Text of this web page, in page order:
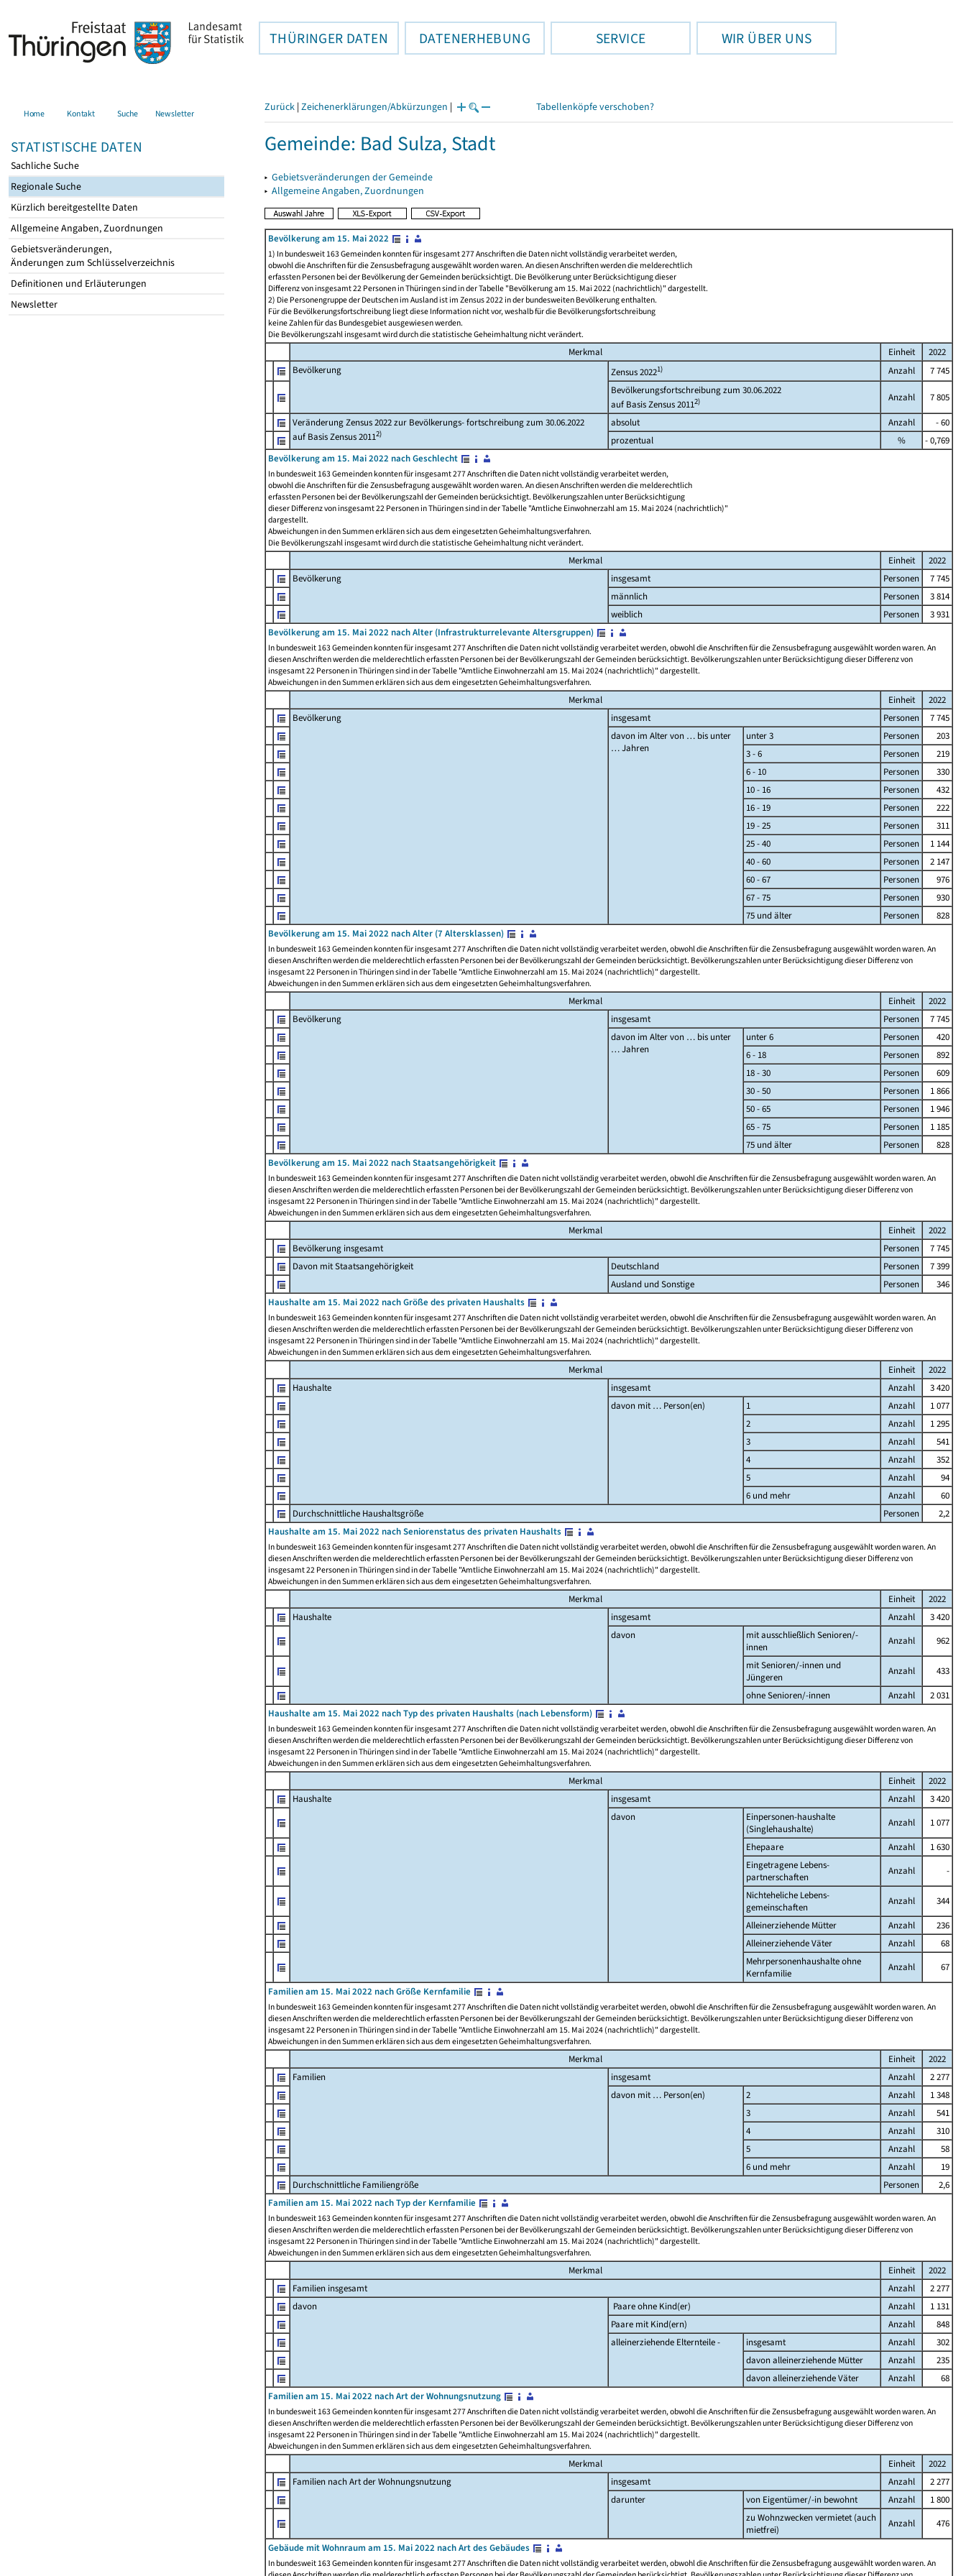
THÜRINGER DATEN DATENERHEBUNG SERVICE WIR ÜBER UNS
Home Kontakt Suche Newsletter
STATISTISCHE DATEN
Sachliche Suche
Regionale Suche
Kürzlich bereitgestellte Daten
Allgemeine Angaben, Zuordnungen
Gebietsveränderungen,
Änderungen zum Schlüsselverzeichnis
Definitionen und Erläuterungen
Newsletter
Zurück | Zeichenerklärungen/Abkürzungen | Tabellenköpfe verschoben?
Gemeinde: Bad Sulza, Stadt
▸ Gebietsveränderungen der Gemeinde
▸ Allgemeine Angaben, Zuordnungen
Bevölkerung am 15. Mai 2022
1) In bundesweit 163 Gemeinden konnten für insgesamt 277 Anschriften die Daten nicht vollständig verarbeitet werden,
obwohl die Anschriften für die Zensusbefragung ausgewählt worden waren. An diesen Anschriften werden die melderechtlich
erfassten Personen bei der Bevölkerung der Gemeinden berücksichtigt. Die Bevölkerung unter Berücksichtigung dieser
Differenz von insgesamt 22 Personen in Thüringen sind in der Tabelle "Bevölkerung am 15. Mai 2022 (nachrichtlich)" dargestellt.
2) Die Personengruppe der Deutschen im Ausland ist im Zensus 2022 in der bundesweiten Bevölkerung enthalten.
Für die Bevölkerungsfortschreibung liegt diese Information nicht vor, weshalb für die Bevölkerungsfortschreibung
keine Zahlen für das Bundesgebiet ausgewiesen werden.
Die Bevölkerungszahl insgesamt wird durch die statistische Geheimhaltung nicht verändert.
Merkmal Einheit
2022
Bevölkerung
Zensus 20221) Anzahl
7 745
Bevölkerungsfortschreibung zum 30.06.2022
auf Basis Zensus 20112) Anzahl 7 805
Veränderung Zensus 2022 zur Bevölkerungs- fortschreibung zum 30.06.2022
auf Basis Zensus 20112)
absolut Anzahl
- 60
prozentual
%
- 0,769
Bevölkerung am 15. Mai 2022 nach Geschlecht
In bundesweit 163 Gemeinden konnten für insgesamt 277 Anschriften die Daten nicht vollständig verarbeitet werden,
obwohl die Anschriften für die Zensusbefragung ausgewählt worden waren. An diesen Anschriften werden die melderechtlich
erfassten Personen bei der Bevölkerungszahl der Gemeinden berücksichtigt. Bevölkerungszahlen unter Berücksichtigung
dieser Differenz von insgesamt 22 Personen in Thüringen sind in der Tabelle "Amtliche Einwohnerzahl am 15. Mai 2024 (nachrichtlich)"
dargestellt.
Abweichungen in den Summen erklären sich aus dem eingesetzten Geheimhaltungsverfahren.
Die Bevölkerungszahl insgesamt wird durch die statistische Geheimhaltung nicht verändert.
Merkmal Einheit
2022
Bevölkerung
insgesamt Personen
7 745
männlich
Personen
3 814
weiblich
Personen
3 931
Bevölkerung am 15. Mai 2022 nach Alter (Infrastrukturrelevante Altersgruppen)
In bundesweit 163 Gemeinden konnten für insgesamt 277 Anschriften die Daten nicht vollständig verarbeitet werden, obwohl die Anschriften für die Zensusbefragung ausgewählt worden waren. An
diesen Anschriften werden die melderechtlich erfassten Personen bei der Bevölkerungszahl der Gemeinden berücksichtigt. Bevölkerungszahlen unter Berücksichtigung dieser Differenz von
insgesamt 22 Personen in Thüringen sind in der Tabelle "Amtliche Einwohnerzahl am 15. Mai 2024 (nachrichtlich)" dargestellt.
Abweichungen in den Summen erklären sich aus dem eingesetzten Geheimhaltungsverfahren.
Merkmal Einheit
2022
Bevölkerung
insgesamt Personen
7 745
davon im Alter von … bis unter
… Jahren
unter 3 Personen
203
3 - 6
Personen
219
6 - 10
Personen
330
10 - 16
Personen
432
16 - 19
Personen
222
19 - 25
Personen
311
25 - 40
Personen
1 144
40 - 60
Personen
2 147
60 - 67
Personen
976
67 - 75
Personen
930
75 und älter
Personen
828
Bevölkerung am 15. Mai 2022 nach Alter (7 Altersklassen)
In bundesweit 163 Gemeinden konnten für insgesamt 277 Anschriften die Daten nicht vollständig verarbeitet werden, obwohl die Anschriften für die Zensusbefragung ausgewählt worden waren. An
diesen Anschriften werden die melderechtlich erfassten Personen bei der Bevölkerungszahl der Gemeinden berücksichtigt. Bevölkerungszahlen unter Berücksichtigung dieser Differenz von
insgesamt 22 Personen in Thüringen sind in der Tabelle "Amtliche Einwohnerzahl am 15. Mai 2024 (nachrichtlich)" dargestellt.
Abweichungen in den Summen erklären sich aus dem eingesetzten Geheimhaltungsverfahren.
Merkmal Einheit
2022
Bevölkerung
insgesamt Personen
7 745
davon im Alter von … bis unter
… Jahren
unter 6 Personen
420
6 - 18
Personen
892
18 - 30
Personen
609
30 - 50
Personen
1 866
50 - 65
Personen
1 946
65 - 75
Personen
1 185
75 und älter
Personen
828
Bevölkerung am 15. Mai 2022 nach Staatsangehörigkeit
In bundesweit 163 Gemeinden konnten für insgesamt 277 Anschriften die Daten nicht vollständig verarbeitet werden, obwohl die Anschriften für die Zensusbefragung ausgewählt worden waren. An
diesen Anschriften werden die melderechtlich erfassten Personen bei der Bevölkerungszahl der Gemeinden berücksichtigt. Bevölkerungszahlen unter Berücksichtigung dieser Differenz von
insgesamt 22 Personen in Thüringen sind in der Tabelle "Amtliche Einwohnerzahl am 15. Mai 2024 (nachrichtlich)" dargestellt.
Abweichungen in den Summen erklären sich aus dem eingesetzten Geheimhaltungsverfahren.
Merkmal Einheit
2022
Bevölkerung insgesamt
Personen
7 745
Davon mit Staatsangehörigkeit
Deutschland Personen
7 399
Ausland und Sonstige
Personen
346
Haushalte am 15. Mai 2022 nach Größe des privaten Haushalts
In bundesweit 163 Gemeinden konnten für insgesamt 277 Anschriften die Daten nicht vollständig verarbeitet werden, obwohl die Anschriften für die Zensusbefragung ausgewählt worden waren. An
diesen Anschriften werden die melderechtlich erfassten Personen bei der Bevölkerungszahl der Gemeinden berücksichtigt. Bevölkerungszahlen unter Berücksichtigung dieser Differenz von
insgesamt 22 Personen in Thüringen sind in der Tabelle "Amtliche Einwohnerzahl am 15. Mai 2024 (nachrichtlich)" dargestellt.
Abweichungen in den Summen erklären sich aus dem eingesetzten Geheimhaltungsverfahren.
Merkmal Einheit
2022
Haushalte
insgesamt Anzahl
3 420
davon mit … Person(en)
1 Anzahl
1 077
2
Anzahl
1 295
3
Anzahl
541
4
Anzahl
352
5
Anzahl
94
6 und mehr
Anzahl
60
Durchschnittliche Haushaltsgröße
Personen
2,2
Haushalte am 15. Mai 2022 nach Seniorenstatus des privaten Haushalts
In bundesweit 163 Gemeinden konnten für insgesamt 277 Anschriften die Daten nicht vollständig verarbeitet werden, obwohl die Anschriften für die Zensusbefragung ausgewählt worden waren. An
diesen Anschriften werden die melderechtlich erfassten Personen bei der Bevölkerungszahl der Gemeinden berücksichtigt. Bevölkerungszahlen unter Berücksichtigung dieser Differenz von
insgesamt 22 Personen in Thüringen sind in der Tabelle "Amtliche Einwohnerzahl am 15. Mai 2024 (nachrichtlich)" dargestellt.
Abweichungen in den Summen erklären sich aus dem eingesetzten Geheimhaltungsverfahren.
Merkmal Einheit
2022
Haushalte
insgesamt Anzahl
3 420
davon
mit ausschließlich Senioren/-
innen
Anzahl
962
mit Senioren/-innen und
Jüngeren
Anzahl
433
ohne Senioren/-innen
Anzahl
2 031
Haushalte am 15. Mai 2022 nach Typ des privaten Haushalts (nach Lebensform)
In bundesweit 163 Gemeinden konnten für insgesamt 277 Anschriften die Daten nicht vollständig verarbeitet werden, obwohl die Anschriften für die Zensusbefragung ausgewählt worden waren. An
diesen Anschriften werden die melderechtlich erfassten Personen bei der Bevölkerungszahl der Gemeinden berücksichtigt. Bevölkerungszahlen unter Berücksichtigung dieser Differenz von
insgesamt 22 Personen in Thüringen sind in der Tabelle "Amtliche Einwohnerzahl am 15. Mai 2024 (nachrichtlich)" dargestellt.
Abweichungen in den Summen erklären sich aus dem eingesetzten Geheimhaltungsverfahren.
Merkmal Einheit
2022
Haushalte
insgesamt Anzahl
3 420
davon
Einpersonen-haushalte
(Singlehaushalte)
Anzahl
1 077
Ehepaare
Anzahl
1 630
Eingetragene Lebens-
partnerschaften
Anzahl
-
Nichteheliche Lebens-
gemeinschaften
Anzahl
344
Alleinerziehende Mütter
Anzahl
236
Alleinerziehende Väter
Anzahl
68
Mehrpersonenhaushalte ohne
Kernfamilie
Anzahl
67
Familien am 15. Mai 2022 nach Größe Kernfamilie
In bundesweit 163 Gemeinden konnten für insgesamt 277 Anschriften die Daten nicht vollständig verarbeitet werden, obwohl die Anschriften für die Zensusbefragung ausgewählt worden waren. An
diesen Anschriften werden die melderechtlich erfassten Personen bei der Bevölkerungszahl der Gemeinden berücksichtigt. Bevölkerungszahlen unter Berücksichtigung dieser Differenz von
insgesamt 22 Personen in Thüringen sind in der Tabelle "Amtliche Einwohnerzahl am 15. Mai 2024 (nachrichtlich)" dargestellt.
Abweichungen in den Summen erklären sich aus dem eingesetzten Geheimhaltungsverfahren.
Merkmal Einheit
2022
Familien
insgesamt Anzahl
2 277
davon mit … Person(en)
2 Anzahl
1 348
3
Anzahl
541
4
Anzahl
310
5
Anzahl
58
6 und mehr
Anzahl
19
Durchschnittliche Familiengröße
Personen
2,6
Familien am 15. Mai 2022 nach Typ der Kernfamilie
In bundesweit 163 Gemeinden konnten für insgesamt 277 Anschriften die Daten nicht vollständig verarbeitet werden, obwohl die Anschriften für die Zensusbefragung ausgewählt worden waren. An
diesen Anschriften werden die melderechtlich erfassten Personen bei der Bevölkerungszahl der Gemeinden berücksichtigt. Bevölkerungszahlen unter Berücksichtigung dieser Differenz von
insgesamt 22 Personen in Thüringen sind in der Tabelle "Amtliche Einwohnerzahl am 15. Mai 2024 (nachrichtlich)" dargestellt.
Abweichungen in den Summen erklären sich aus dem eingesetzten Geheimhaltungsverfahren.
Merkmal Einheit
2022
Familien insgesamt
Anzahl
2 277
davon
Paare ohne Kind(er) Anzahl
1 131
Paare mit Kind(ern)
Anzahl
848
alleinerziehende Elternteile -
insgesamt Anzahl
302
davon alleinerziehende Mütter
Anzahl
235
davon alleinerziehende Väter
Anzahl
68
Familien am 15. Mai 2022 nach Art der Wohnungsnutzung
In bundesweit 163 Gemeinden konnten für insgesamt 277 Anschriften die Daten nicht vollständig verarbeitet werden, obwohl die Anschriften für die Zensusbefragung ausgewählt worden waren. An
diesen Anschriften werden die melderechtlich erfassten Personen bei der Bevölkerungszahl der Gemeinden berücksichtigt. Bevölkerungszahlen unter Berücksichtigung dieser Differenz von
insgesamt 22 Personen in Thüringen sind in der Tabelle "Amtliche Einwohnerzahl am 15. Mai 2024 (nachrichtlich)" dargestellt.
Abweichungen in den Summen erklären sich aus dem eingesetzten Geheimhaltungsverfahren.
Merkmal Einheit
2022
Familien nach Art der Wohnungsnutzung
insgesamt Anzahl
2 277
darunter
von Eigentümer/-in bewohnt Anzahl
1 800
zu Wohnzwecken vermietet (auch
mietfrei)
Anzahl
476
Gebäude mit Wohnraum am 15. Mai 2022 nach Art des Gebäudes
In bundesweit 163 Gemeinden konnten für insgesamt 277 Anschriften die Daten nicht vollständig verarbeitet werden, obwohl die Anschriften für die Zensusbefragung ausgewählt worden waren. An